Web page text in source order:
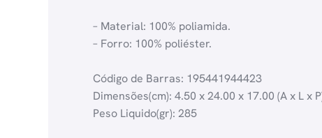
– Material: 100% poliamida.
– Forro: 100% poliéster.
Código de Barras: 195441944423
Dimensões(cm): 4.50 x 24.00 x 17.00 (A x L x
Peso Liquido(gr): 285